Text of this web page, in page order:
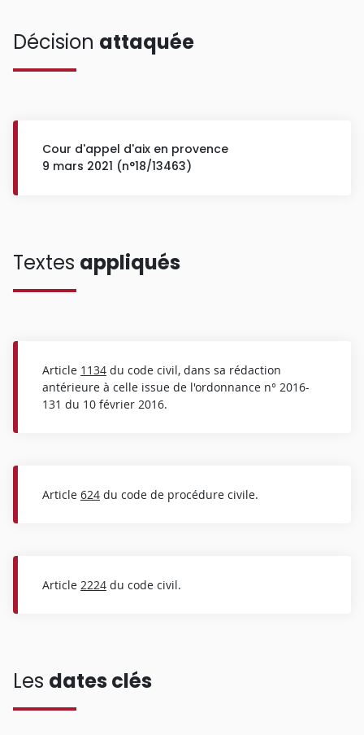
Décision attaquée
Cour d'appel d'aix en provence
9 mars 2021 (n°18/13463)
Textes appliqués
Article 1134 du code civil, dans sa rédaction
antérieure à celle issue de l'ordonnance n° 2016-
131 du 10 février 2016.
Article 624 du code de procédure civile.
Article 2224 du code civil.
Les dates clés